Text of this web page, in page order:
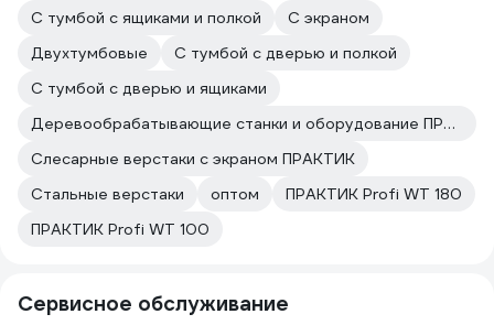
С тумбой с ящиками и полкой
С экраном
Двухтумбовые
С тумбой с дверью и полкой
С тумбой с дверью и ящиками
Деревообрабатывающие станки и оборудование ПРАКТИК
Слесарные верстаки с экраном ПРАКТИК
Стальные верстаки
оптом
ПРАКТИК Profi WT 180
ПРАКТИК Profi WT 100
Сервисное обслуживание